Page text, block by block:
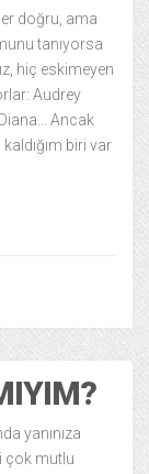
doğru, ama
tanıyorsa
hiç eskimeyen
Audrey
Ancak
biri var
yanınıza
çok mutlu